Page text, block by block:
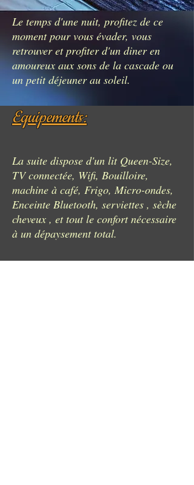
Le temps d'une nuit, profitez de ce
moment pour vous évader, vous
retrouver et profiter d'un diner en
amoureux aux sons de la cascade ou
un petit déjeuner au soleil.
Equipements:
La suite dispose d'un lit Queen-Size,
TV connectée, Wifi, Bouilloire,
machine à café, Frigo, Micro-ondes,
Enceinte Bluetooth, serviettes , sèche
cheveux , et tout le confort nécessaire
à un dépaysement total.